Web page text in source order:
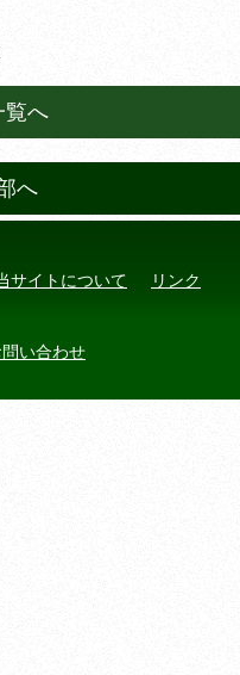
覧へ
へ
サイトについて リンク
問い合わせ